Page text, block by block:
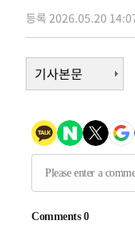
-9069초 전 >백운산서
-6779초 전 >선재도서
-4313초 전 >
-3689초 전 >여수 오
씨]
51분 전 >축구협회 "압
1시간 전 >[속보]'압수
4시간 전 >'최고 37도'
-28518초 전 >
등록 2026.05.20
기사본문